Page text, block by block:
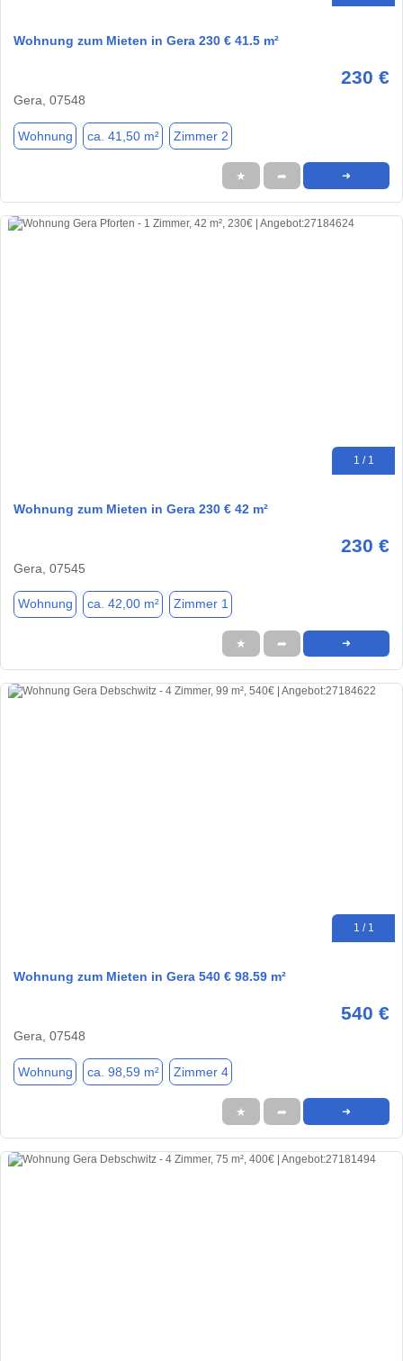
Wohnung zum Mieten in Gera 230 € 41.5 m²
230 €
Gera, 07548
Wohnung ca. 41,50 m² Zimmer 2
★ ➦ ➜
1 / 1
Wohnung zum Mieten in Gera 230 € 42 m²
230 €
Gera, 07545
Wohnung ca. 42,00 m² Zimmer 1
★ ➦ ➜
1 / 1
Wohnung zum Mieten in Gera 540 € 98.59 m²
540 €
Gera, 07548
Wohnung ca. 98,59 m² Zimmer 4
★ ➦ ➜